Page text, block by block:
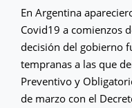
En Argentina
Covid19 a comienzos
decisión del gobierno
tempranas a las que
Preventivo y
de marzo con el